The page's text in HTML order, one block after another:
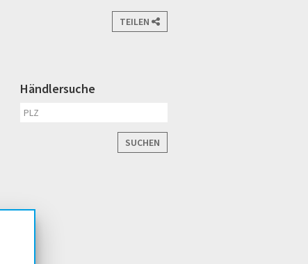
TEILEN
Händlersuche
SUCHEN